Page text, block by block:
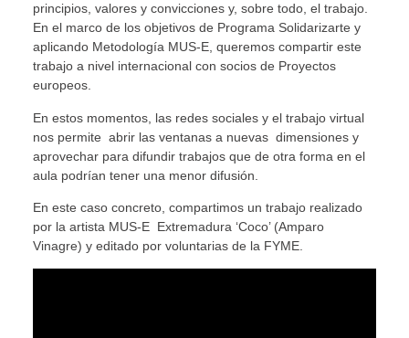
principios, valores y convicciones y, sobre todo, el trabajo.
En el marco de los objetivos de Programa Solidarizarte y
aplicando Metodología MUS-E, queremos compartir este
trabajo a nivel internacional con socios de Proyectos
europeos.
En estos momentos, las redes sociales y el trabajo virtual
nos permite abrir las ventanas a nuevas dimensiones y
aprovechar para difundir trabajos que de otra forma en el
aula podrían tener una menor difusión.
En este caso concreto, compartimos un trabajo realizado
por la artista MUS-E Extremadura ‘Coco’ (Amparo
Vinagre) y editado por voluntarias de la FYME.